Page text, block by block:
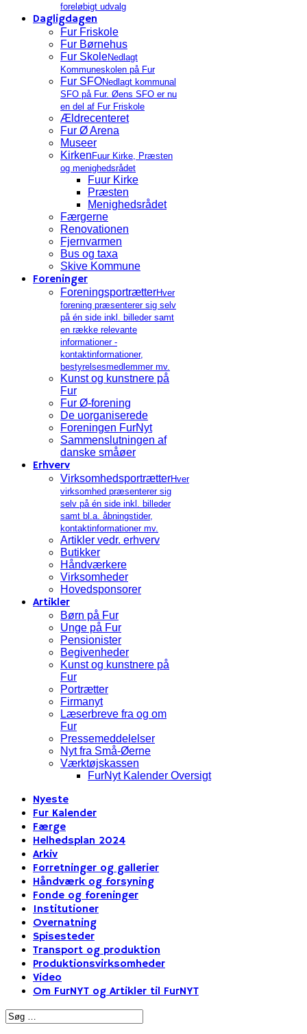
foreløbigt udvalg
Dagligdagen
Fur Friskole
Fur Børnehus
Fur SkoleNedlagt
Kommuneskolen på Fur
Fur SFONedlagt kommunal
SFO på Fur. Øens SFO er nu
en del af Fur Friskole
Ældrecenteret
Fur Ø Arena
Museer
Kirken Fuur Kirke, Præsten
og menighedsrådet
Fuur Kirke
Præsten
Menighedsrådet
Færgerne
Renovationen
Fjernvarmen
Bus og taxa
Skive Kommune
Foreninger
ForeningsportrætterHver
forening præsenterer sig selv
på én side inkl. billeder samt
en række relevante
informationer -
kontaktinformationer,
bestyrelsesmedlemmer mv.
Kunst og kunstnere på
Fur
Fur Ø-forening
De uorganiserede
Foreningen FurNyt
Sammenslutningen af
danske småøer
Erhverv
VirksomhedsportrætterHver
virksomhed præsenterer sig
selv på én side inkl. billeder
samt bl.a. åbningstider,
kontaktinformationer mv.
Artikler vedr. erhverv
Butikker
Håndværkere
Virksomheder
Hovedsponsorer
Artikler
Børn på Fur
Unge på Fur
Pensionister
Begivenheder
Kunst og kunstnere på
Fur
Portrætter
Firmanyt
Læserbreve fra og om
Fur
Pressemeddelelser
Nyt fra Små-Øerne
Værktøjskassen
FurNyt Kalender Oversigt
Nyeste
Fur Kalender
Færge
Helhedsplan 2024
Arkiv
Forretninger og gallerier
Håndværk og forsyning
Fonde og foreninger
Institutioner
Overnatning
Spisesteder
Transport og produktion
Produktionsvirksomheder
Video
Om FurNYT og Artikler til FurNYT